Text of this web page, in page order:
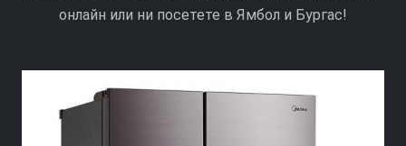
онлайн или ни посетете в Ямбол и Бургас!